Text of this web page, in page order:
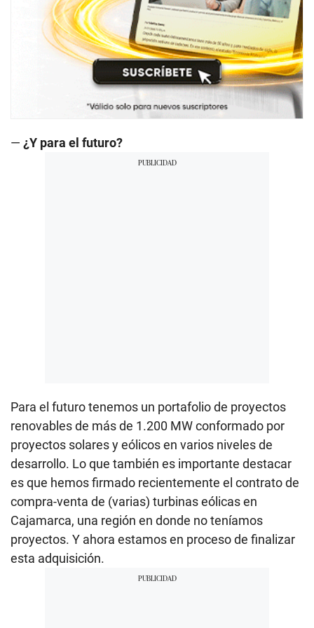
— ¿Y para el futuro?
Para el futuro tenemos un portafolio de proyectos
renovables de más de 1.200 MW conformado por
proyectos solares y eólicos en varios niveles de
desarrollo. Lo que también es importante destacar
es que hemos firmado recientemente el contrato de
compra-venta de (varias) turbinas eólicas en
Cajamarca, una región en donde no teníamos
proyectos. Y ahora estamos en proceso de finalizar
esta adquisición.